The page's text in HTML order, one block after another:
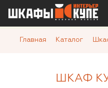
Главная Каталог
ШКАФ